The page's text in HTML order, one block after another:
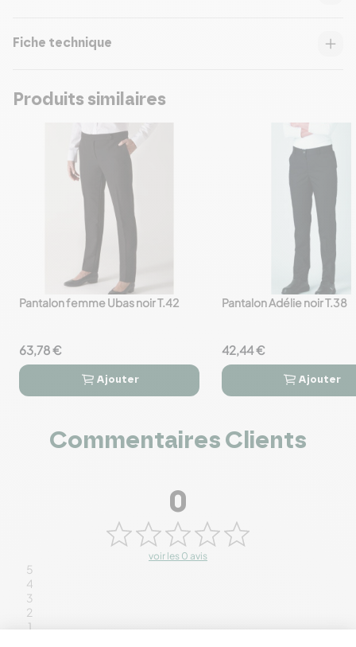
Fiche technique
Produits similaires
favorite_border
Pantalon femme Ubas noir T.42
63,78 €
 
Ajouter
favorite_border
Pantalon Adélie noir T.38
42,44 €
 
Ajouter
Commentaires Clients
0
voir les 0 avis
5
4
3
2
1